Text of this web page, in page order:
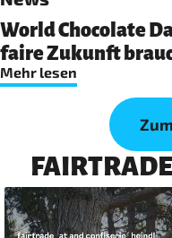
World Chocolate
faire Zukunft
Mehr lesen